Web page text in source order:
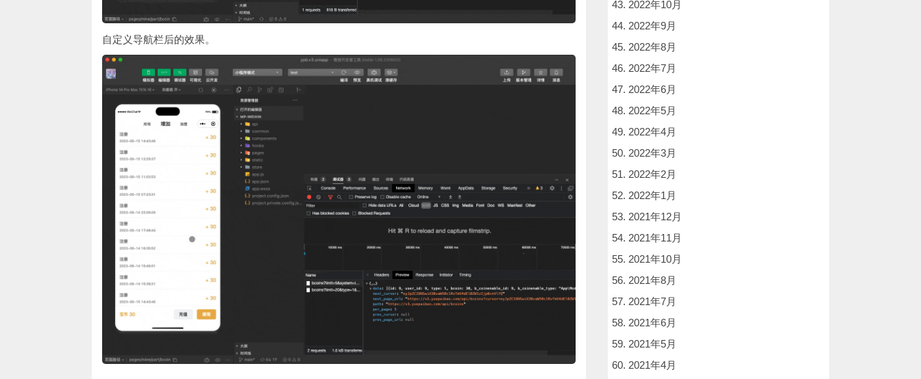
自定义导航栏后的效果。
2022年10月
2022年9月
2022年8月
2022年7月
2022年6月
2022年5月
2022年4月
2022年3月
2022年2月
2022年1月
2021年12月
2021年11月
2021年10月
2021年8月
2021年7月
2021年6月
2021年5月
2021年4月